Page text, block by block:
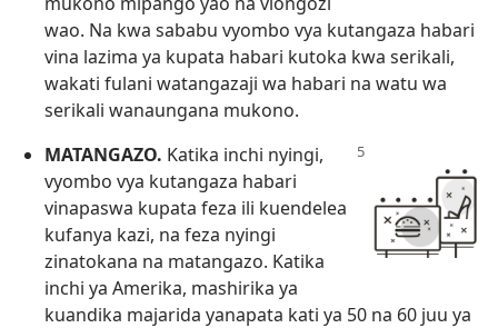
wao. Na kwa sababu vyombo vya kutangaza habari
vina lazima ya kupata habari kutoka kwa serikali,
wakati fulani watangazaji wa habari na watu wa
serikali wanaungana mukono.
MATANGAZO. Katika inchi nyingi,
vyombo vya kutangaza habari
vinapaswa kupata feza ili kuendelea
kufanya kazi, na feza nyingi
zinatokana na matangazo. Katika
inchi ya Amerika, mashirika ya
kuandika majarida yanapata kati ya 50 na 60 juu ya